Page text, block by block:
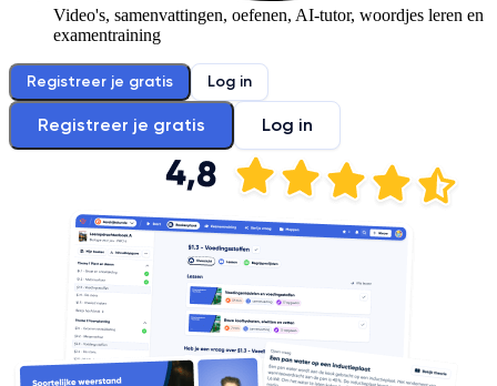
Video's, samenvattingen, oefenen, AI-tutor, woordjes leren en
examentraining
Registreer je gratis Log in
Registreer je gratis Log in